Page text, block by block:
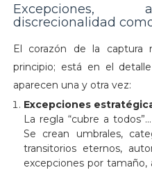
Excepciones,
discrecionalidad
El corazón de la
principio; está en el
aparecen una y otra vez:
Excepciones
La regla “cubre a
Se crean umbrales,
transitorios eternos,
excepciones por